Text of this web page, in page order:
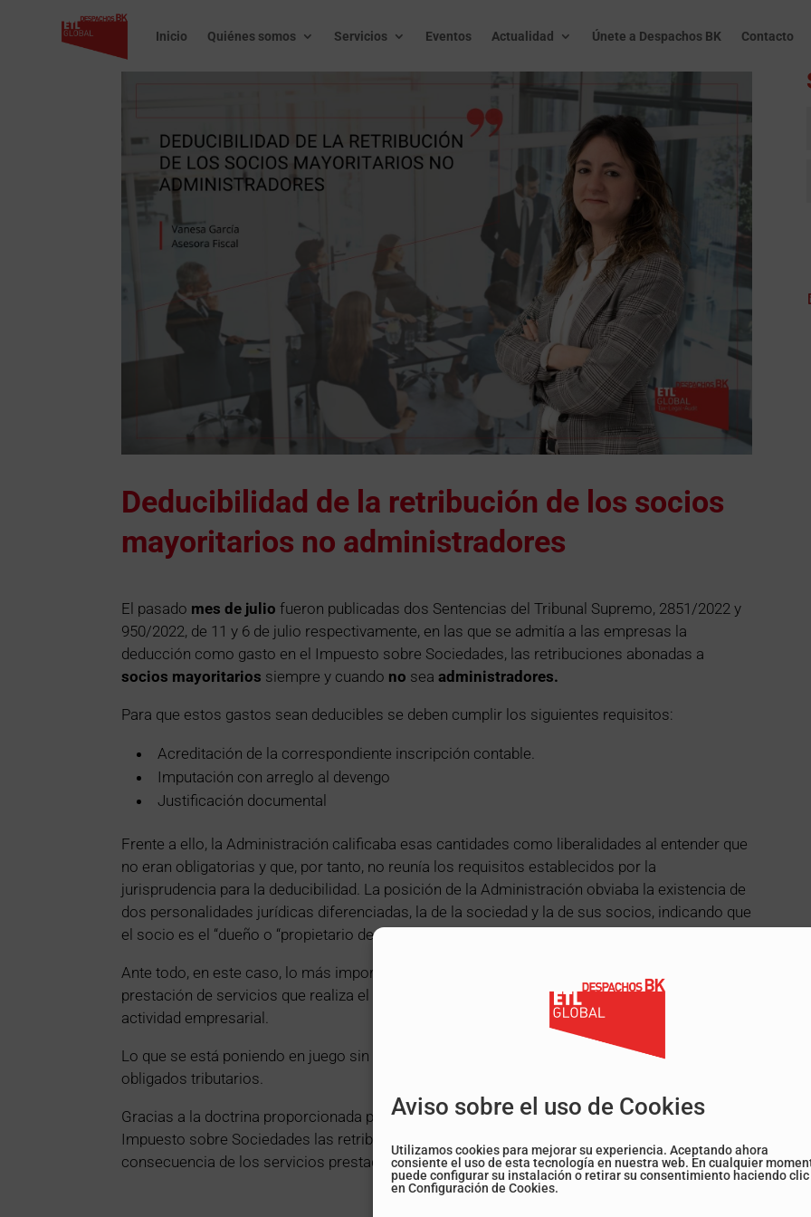
Aviso sobre el uso de Cookies
Utilizamos cookies para mejorar su experiencia. Aceptando ahora
consiente el uso de esta tecnología en nuestra web. En cualquier
puede configurar su instalación o retirar su consentimiento haciendo clic
en Configuración de Cookies.
Inicio Quiénes somos Servicios Eventos Actualidad Únete a Despachos BK Contacto
Deducibilidad de la retribución de los socios
mayoritarios no administradores
El pasado mes de julio fueron publicadas dos Sentencias del Tribunal Supremo, 2851/2022 y
950/2022, de 11 y 6 de julio respectivamente, en las que se admitía a las empresas la
deducción como gasto en el Impuesto sobre Sociedades, las retribuciones abonadas a
socios mayoritarios siempre y cuando no seaadministradores.
Para que estos gastos sean deducibles se deben cumplir los siguientes requisitos:
Acreditación de la correspondiente inscripción contable.
Imputación con arreglo al devengo
Justificación documental
Frente a ello, la Administración calificaba esas cantidades como liberalidades al entender que
no eran obligatorias y que, por tanto, no reunía los requisitos establecidos por la
jurisprudencia para la deducibilidad. La posición de la Administración obviaba la existencia de
dos personalidades jurídicas diferenciadas, la de la sociedad y la de sus socios, indicando que
el socio es el “dueño o “propietario de la empresa”.
Ante todo, en este caso, lo más importante para su deducibilidad es la realidad de la
prestación de servicios que realiza el socio, su efectiva retribución y su correlación con la
actividad empresarial.
Lo que se está poniendo en juego sin duda es el respeto de los derechos y garantías de los
obligados tributarios.
Gracias a la doctrina proporcionada por este Tribunal, numerosas pymes podrán deducir en el
Impuesto sobre Sociedades las retribuciones abonadas a los socios trabajadores, como
consecuencia de los servicios prestados a favor de la actividad empresarial de la sociedad.